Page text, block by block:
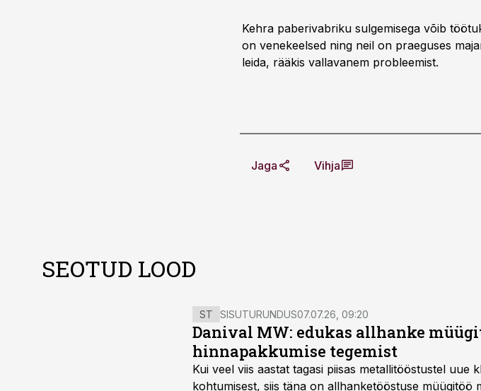
Kehra paberivabriku sulgemisega võib
on venekeelsed ning neil on praeguses
leida, rääkis vallavanem probleemist.
Jaga Vihja
SEOTUD LOOD
ST SISUTURUNDUS07.07.26, 09:20
Danival MW: edukas allhanke
hinnapakkumise tegemist
Kui veel viis aastat tagasi piisas metallitööstustel uue
kohtumisest, siis täna on allhanketööstuse müügitöö